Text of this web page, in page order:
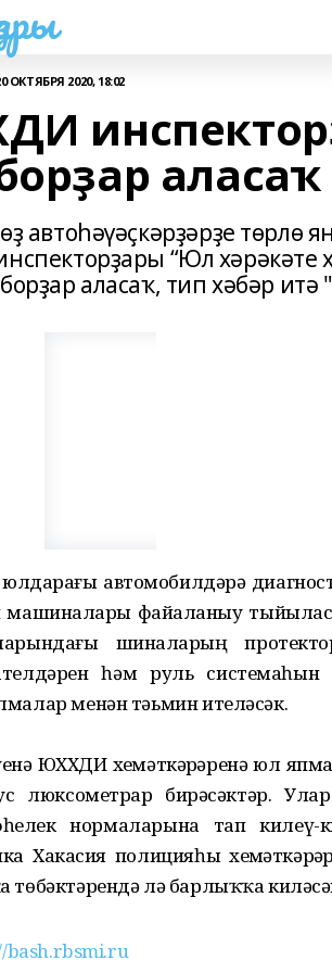
ОКТЯБРЯ 2020, 18:02
аласаҡ
автоһәүәҫкәрҙәрҙе төрлө
“Юл хәрәкәте
аласаҡ, тип хәбәр итә
автомобилдәрҙә
машиналарҙы файҙаланыу
шиналарҙың
һәм руль
менән тәьмин ителәсәк.
ЮХХДИ хеҙмәткәрҙәренә юл
люксометрҙар бирәсәктәр.
нормаларына тап
Хакасия полицияһы
төбәктәрендә лә барлыҡҡа
bash.rbsmi.ru